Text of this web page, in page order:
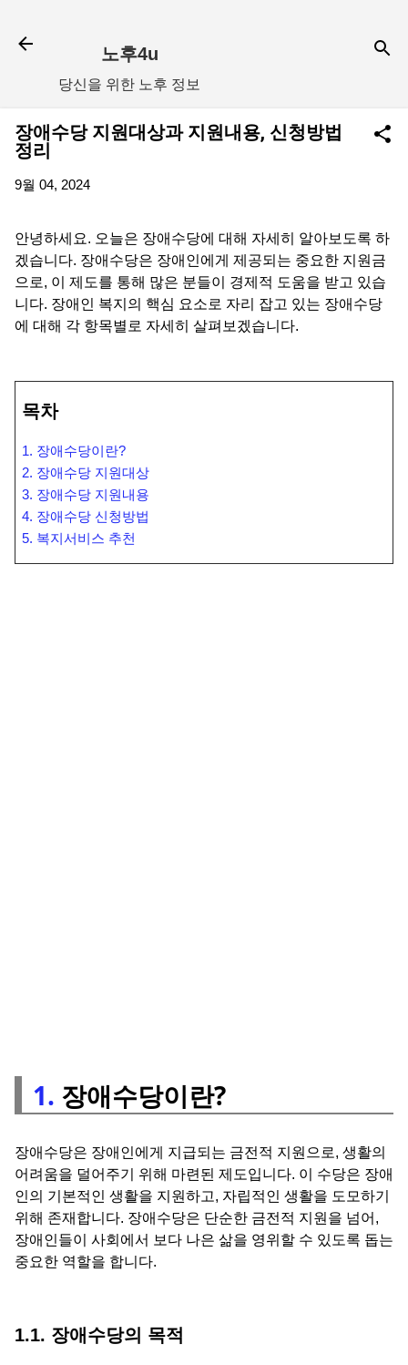
노후4u
당신을 위한 노후 정보
장애수당 지원대상과 지원내용, 신청방법
정리
9월 04, 2024
안녕하세요. 오늘은 장애수당에 대해 자세히 알아보도록 하
겠습니다. 장애수당은 장애인에게 제공되는 중요한 지원금
으로, 이 제도를 통해 많은 분들이 경제적 도움을 받고 있습
니다. 장애인 복지의 핵심 요소로 자리 잡고 있는 장애수당
에 대해 각 항목별로 자세히 살펴보겠습니다.
목차
1. 장애수당이란?
2. 장애수당 지원대상
3. 장애수당 지원내용
4. 장애수당 신청방법
5. 복지서비스 추천
1. 장애수당이란?
장애수당은 장애인에게 지급되는 금전적 지원으로, 생활의
어려움을 덜어주기 위해 마련된 제도입니다. 이 수당은 장애
인의 기본적인 생활을 지원하고, 자립적인 생활을 도모하기
위해 존재합니다. 장애수당은 단순한 금전적 지원을 넘어,
장애인들이 사회에서 보다 나은 삶을 영위할 수 있도록 돕는
중요한 역할을 합니다.
1.1. 장애수당의 목적